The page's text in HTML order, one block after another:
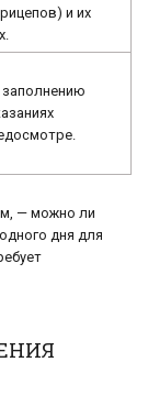
и их
— можно ли
дня для